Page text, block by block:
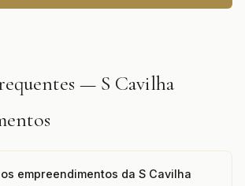
— S Cavilha
empreendimentos da S Cavilha